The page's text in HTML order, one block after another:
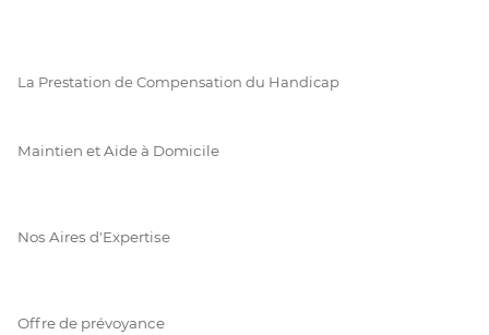
La Prestation de Compensation du Handicap
Maintien et Aide à Domicile
Nos Aires d'Expertise
Offre de prévoyance